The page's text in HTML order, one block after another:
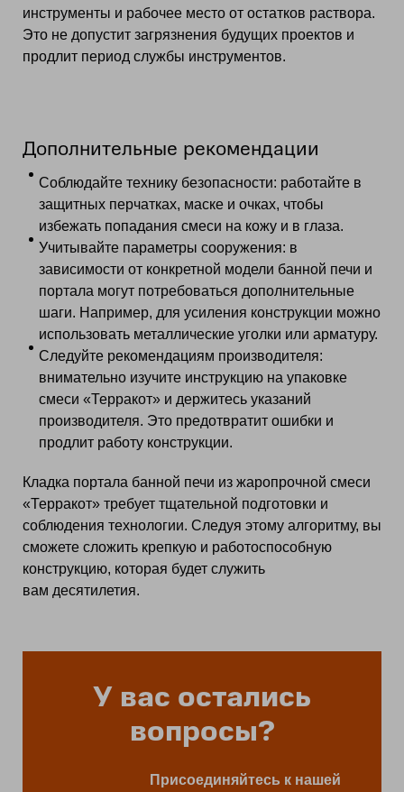
инструменты и рабочее место от остатков раствора.
Это не допустит загрязнения будущих проектов и
продлит период службы инструментов.
Дополнительные рекомендации
Соблюдайте технику безопасности: работайте в
защитных перчатках, маске и очках, чтобы
избежать попадания смеси на кожу и в глаза.
Учитывайте параметры сооружения: в
зависимости от конкретной модели банной печи и
портала могут потребоваться дополнительные
шаги. Например, для усиления конструкции можно
использовать металлические уголки или арматуру.
Следуйте рекомендациям производителя:
внимательно изучите инструкцию на упаковке
смеси «Терракот» и держитесь указаний
производителя. Это предотвратит ошибки и
продлит работу конструкции.
Кладка портала банной печи из жаропрочной смеси
«Терракот» требует тщательной подготовки и
соблюдения технологии. Следуя этому алгоритму, вы
сможете сложить крепкую и работоспособную
конструкцию, которая будет служить
вам десятилетия.
У вас остались
вопросы?
Присоединяйтесь к нашей